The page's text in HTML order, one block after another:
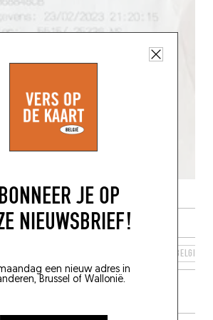
JE OP
NIEUWSBRIEF!
een nieuw adres in
Brussel of Wallonië.
BELGIË